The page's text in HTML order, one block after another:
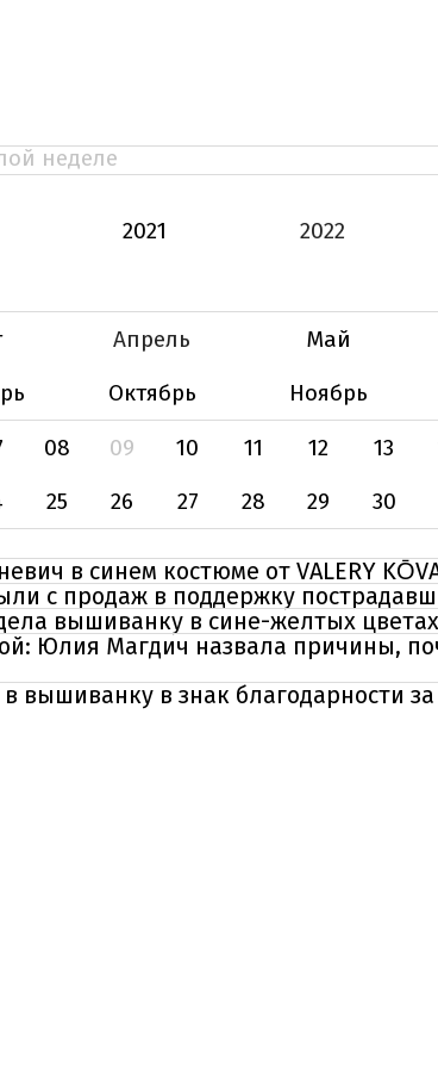
неделе
2021 2022
Апрель Май
Октябрь Ноябрь
08 09 10 11 12 13
25 26 27 28 29 30
в синем костюме от VALERY
с продаж в поддержку
вышиванку в сине-желтых
Юлия Магдич назвала причины,
вышиванку в знак благодарности